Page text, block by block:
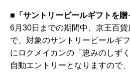
■「サントリービールギフトを
6月30日までの期間中、京王百
で、対象のサントリービールギ
にロクメイカンの「恵みのしず
自動エントリーとなりますので